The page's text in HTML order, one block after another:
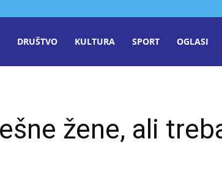
DRUŠTVO KULTURA SPORT OGLASI
žene, ali